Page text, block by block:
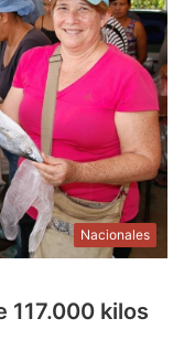
Nacionales
117.000 kilos